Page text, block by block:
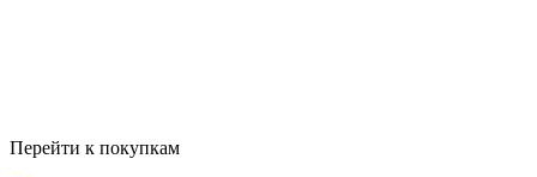
Перейти к покупкам